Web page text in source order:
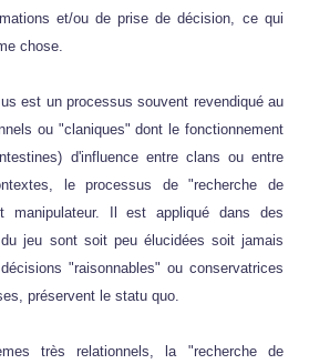
et/ou de prise de décision, ce qui
chose.
est un processus souvent revendiqué au
ou "claniques" dont le fonctionnement
d'influence entre clans ou entre
le processus de "recherche de
manipulateur. Il est appliqué dans des
jeu sont soit peu élucidées soit jamais
"raisonnables" ou conservatrices
préservent le statu quo.
très relationnels, la "recherche de